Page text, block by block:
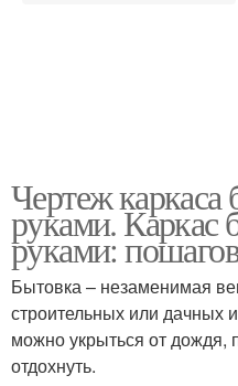
Чертеж
руками. Каркас
руками:
Бытовка – незаменимая
строительных или дачных
можно укрыться от дождя,
отдохнуть.